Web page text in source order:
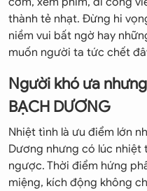
thành tẻ nhạt. Đừng hi
niềm vui bất ngờ hay
muốn người ta tức chết
Người khó ưa
BẠCH DƯƠNG
Nhiệt tình là ưu điểm lớn
Dương nhưng có lúc nhiệt
ngược. Thời điểm hứng
miệng, kích động không